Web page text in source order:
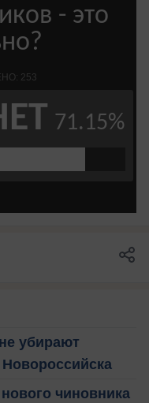
убирают
чиновника